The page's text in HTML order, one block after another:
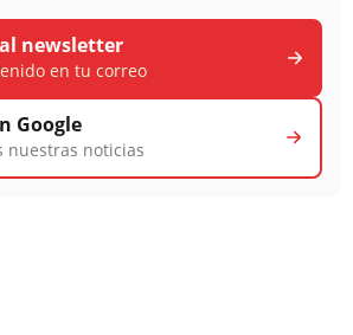
newsletter
en tu correo
Google
nuestras noticias